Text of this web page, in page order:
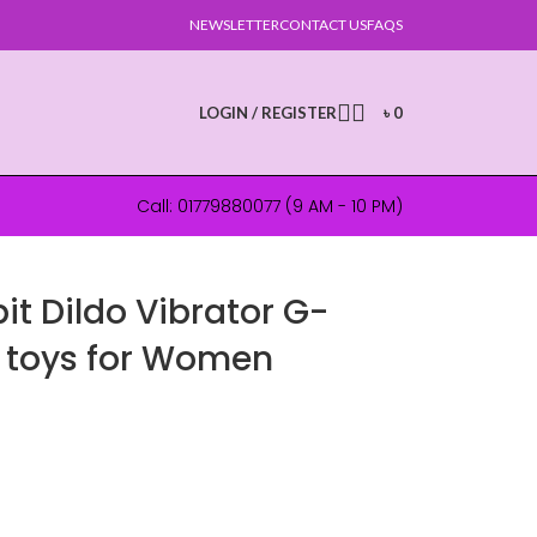
NEWSLETTERCONTACT USFAQS
LOGIN / REGISTER ৳0
Call: 01779880077 (9 AM - 10 PM)
Dildo Vibrator G-
for Women